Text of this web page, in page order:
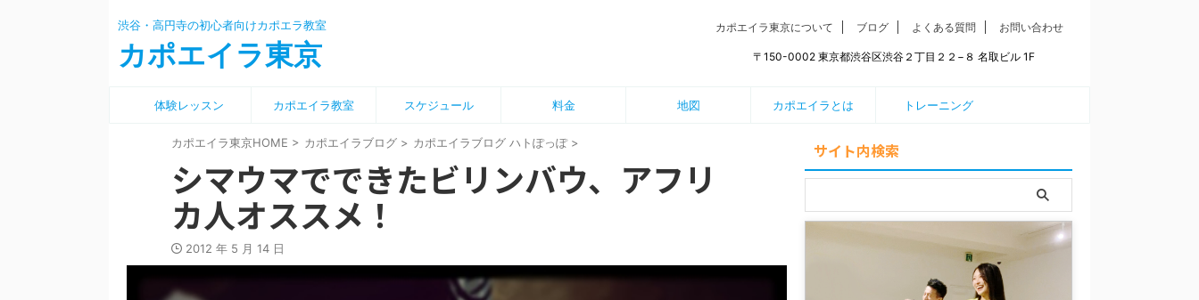
渋谷・高円寺の初心者向けカポエラ教室
カポエイラ東京
カポエイラ東京について ブログ よくある質問 お問い合わせ
〒150-0002 東京都渋谷区渋谷２丁目２２−８ 名取ビル 1F
体験レッスン カポエイラ教室 スケジュール 料金 地図 カポエイラとは トレーニング
カポエイラ東京HOME > カポエイラブログ > カポエイラブログ ハトぽっぽ >
シマウマでできたビリンバウ、アフリ
カ人オススメ！
2012 年 5 月 14 日
サイト内検索